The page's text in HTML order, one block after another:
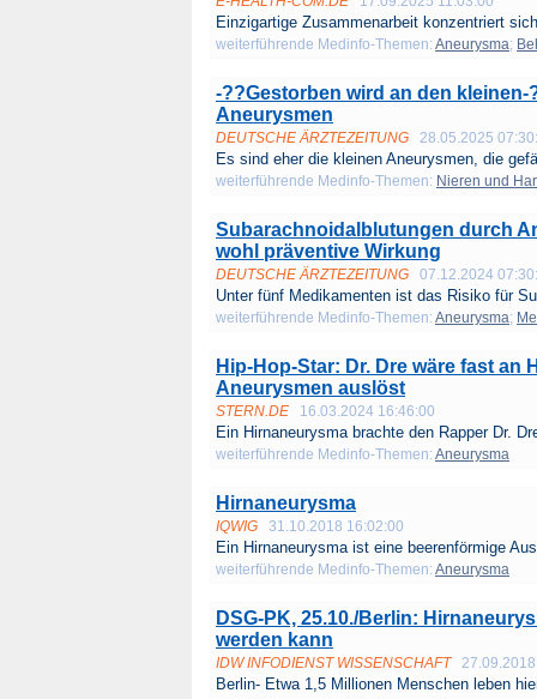
Einzigartige Zusammenarbeit konzentriert
weiterführende Medinfo-Themen: Aneurysma;
-??Gestorben wird an den
Aneurysmen
DEUTSCHE ÄRZTEZEITUNG 28.05.2025
Es sind eher die kleinen Aneurysmen, die
weiterführende Medinfo-Themen: Nieren und
Subarachnoidalblutungen durch
wohl präventive Wirkung
DEUTSCHE ÄRZTEZEITUNG 07.12.2024
Unter fünf Medikamenten ist das Risiko für
weiterführende Medinfo-Themen: Aneurysma;
Hip-Hop-Star: Dr. Dre wäre fast
Aneurysmen auslöst
STERN.DE 16.03.2024 16:46:00
Ein Hirnaneurysma brachte den Rapper Dr.
weiterführende Medinfo-Themen: Aneurysma
Hirnaneurysma
IQWIG 31.10.2018 16:02:00
Ein Hirnaneurysma ist eine beerenförmige
weiterführende Medinfo-Themen: Aneurysma
DSG-PK, 25.10./Berlin:
werden kann
IDW INFODIENST WISSENSCHAFT
Berlin- Etwa 1,5 Millionen Menschen leben